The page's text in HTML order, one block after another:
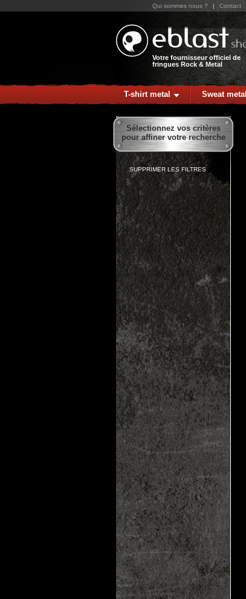
Votre fournisseur officiel de
fringues Rock & Metal
Qui sommes nous ? | Contact
T-shirt metal Sweat metal
Sélectionnez vos critères
pour affiner votre recherche
SUPPRIMER LES FILTRES